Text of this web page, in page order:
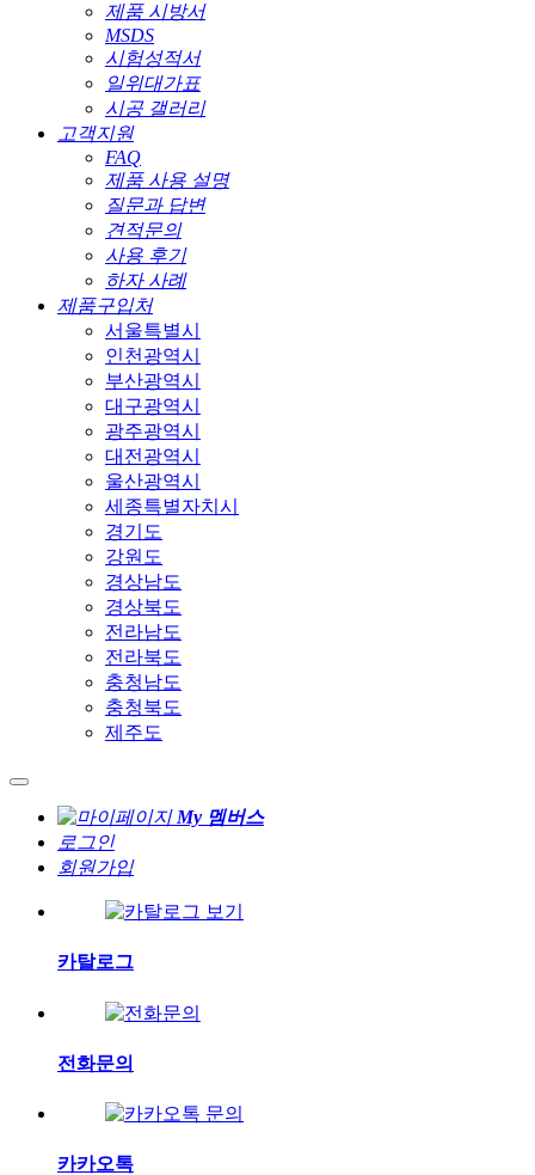
제품 시방서
MSDS
시험성적서
일위대가표
시공 갤러리
고객지원
FAQ
제품 사용 설명
질문과 답변
견적문의
사용 후기
하자 사례
제품구입처
서울특별시
인천광역시
부산광역시
대구광역시
광주광역시
대전광역시
울산광역시
세종특별자치시
경기도
강원도
경상남도
경상북도
전라남도
전라북도
충청남도
충청북도
제주도
My 멤버스
로그인
회원가입
카탈로그
전화문의
카카오톡